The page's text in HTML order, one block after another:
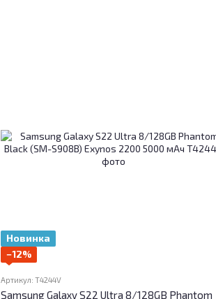
Новинка
−12%
Артикул: T4244V
Samsung Galaxy S22 Ultra 8/128GB Phantom